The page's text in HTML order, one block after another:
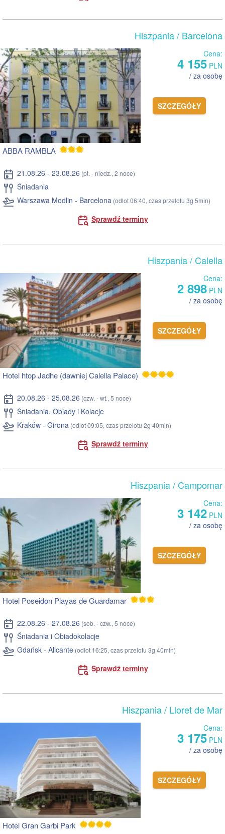
Hiszpania/ Barcelona
Cena:
4 155 PLN
/ za osobę
SZCZEGÓŁY
ABBA RAMBLA
21.08.26 - 23.08.26 (pt. - niedz., 2 noce)
Śniadania
Warszawa Modlin - Barcelona (odlot 06:40, czas przelotu 3g 5min)
Sprawdź terminy
Hiszpania/ Calella
Cena:
2 898 PLN
/ za osobę
SZCZEGÓŁY
Hotel htop Jadhe (dawniej Calella Palace)
20.08.26 - 25.08.26 (czw. - wt., 5 noce)
Śniadania, Obiady i Kolacje
Kraków - Girona (odlot 09:05, czas przelotu 2g 40min)
Sprawdź terminy
Hiszpania/ Campomar
Cena:
3 142 PLN
/ za osobę
SZCZEGÓŁY
Hotel Poseidon Playas de Guardamar
22.08.26 - 27.08.26 (sob. - czw., 5 noce)
Śniadania i Obiadokolacje
Gdańsk - Alicante (odlot 16:25, czas przelotu 3g 40min)
Sprawdź terminy
Hiszpania/ Lloret de Mar
Cena:
3 175 PLN
/ za osobę
SZCZEGÓŁY
Hotel Gran Garbi Park